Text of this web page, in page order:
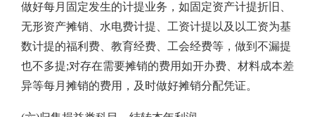
做好每月固定发生的计提业务，如固定资产计提折旧、
无形资产摊销、水电费计提、工资计提以及以工资为基
数计提的福利费、教育经费、工会经费等，做到不漏提
也不多提;对存在需要摊销的费用如开办费、材料成本差
异等每月摊销的费用，及时做好摊销分配凭证。